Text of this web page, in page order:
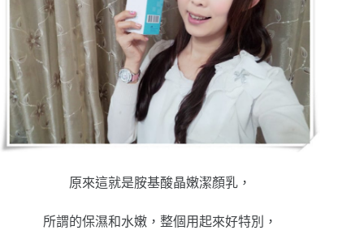
原來這就是胺基酸晶嫩潔顏乳，
所謂的保濕和水嫩，整個用起來好特別，